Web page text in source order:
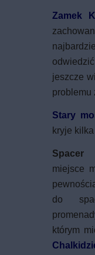
Zamek
jeszcze
problemu
Stary
kryje
Spacer
miejsce
do
którym